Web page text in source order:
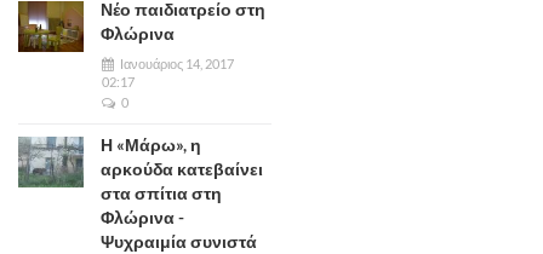
Νέο παιδιατρείο στη
Φλώρινα
Ιανουάριος 14, 2017
02:17
0
Η «Μάρω», η
αρκούδα κατεβαίνει
στα σπίτια στη
Φλώρινα -
Ψυχραιμία συνιστά